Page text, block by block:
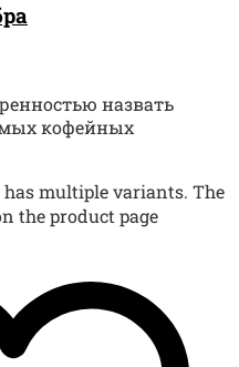
назвать
кофейных
multiple variants. The
the product page